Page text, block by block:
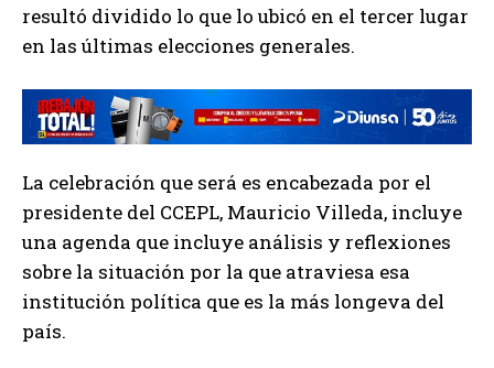
resultó dividido lo que lo ubicó en el tercer lugar
en las últimas elecciones generales.
La celebración que será es encabezada por el
presidente del CCEPL, Mauricio Villeda, incluye
una agenda que incluye análisis y reflexiones
sobre la situación por la que atraviesa esa
institución política que es la más longeva del
país.